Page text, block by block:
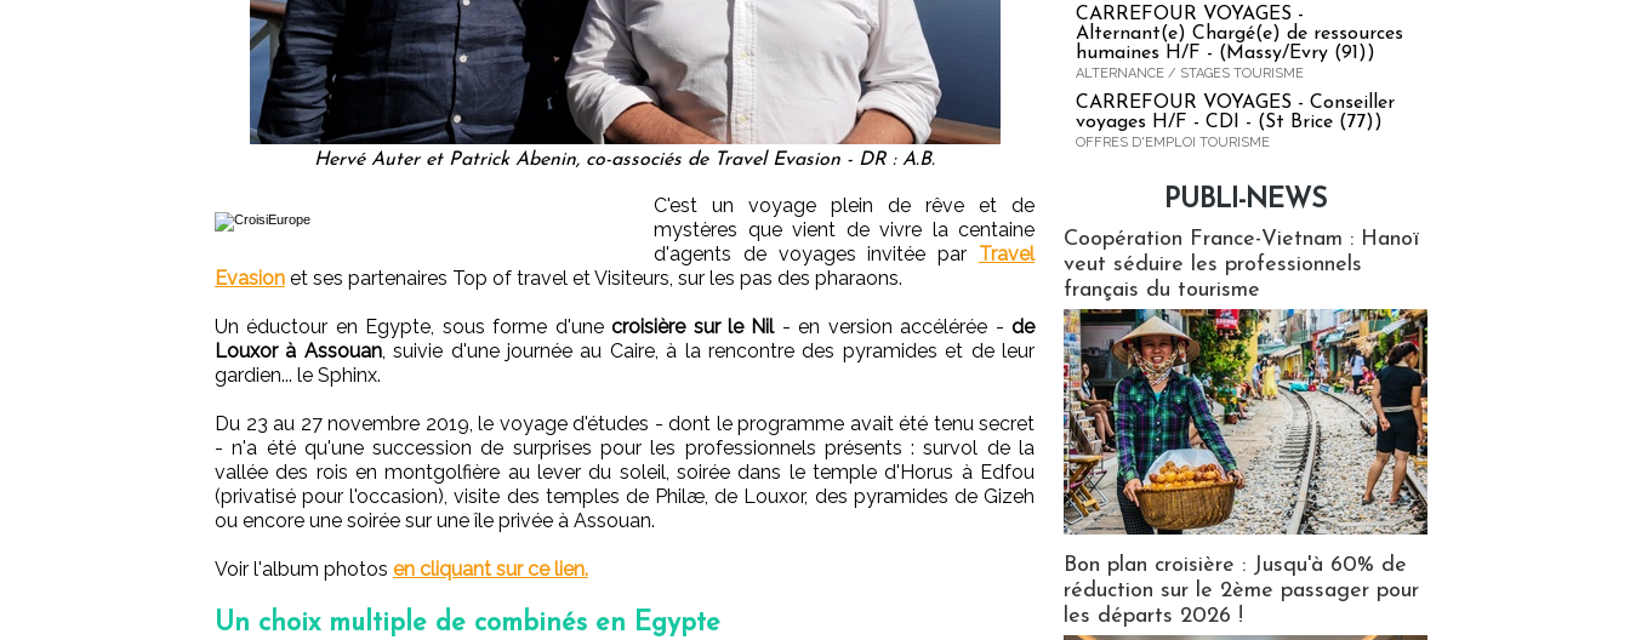
Hervé Auter et Patrick Abenin, co-associés de Travel Evasion - DR : A.B.
C'est un voyage plein de rêve et de
mystères que vient de vivre la centaine
d'agents de voyages invitée par Travel
Evasion et ses partenaires Top of travel et Visiteurs, sur les pas des pharaons.
Un éductour en Egypte, sous forme d'unecroisière sur le Nil- en version accélérée - de
Louxor à Assouan, suivie d'une journée au Caire, à la rencontre des pyramides et de leur
gardien... le Sphinx.
Du 23 au 27 novembre 2019, le voyage d'études - dont le programme avait été tenu secret
- n'a été qu'une succession de surprises pour les professionnels présents : survol de la
vallée des rois en montgolfière au lever du soleil, soirée dans le temple d'Horus à Edfou
(privatisé pour l'occasion), visite des temples de Philæ, de Louxor, des pyramides de Gizeh
ou encore une soirée sur une île privée à Assouan.
Voir l'album photos en cliquant sur ce lien.
Un choix multiple de combinés en Egypte
CARREFOUR VOYAGES -
Alternant(e) Chargé(e) de ressources
humaines H/F - (Massy/Evry (91))
ALTERNANCE / STAGES TOURISME
CARREFOUR VOYAGES - Conseiller
voyages H/F - CDI - (St Brice (77))
OFFRES D'EMPLOI TOURISME
PUBLI-NEWS
Coopération France-Vietnam : Hanoï
veut séduire les professionnels
français du tourisme
Bon plan croisière : Jusqu'à 60% de
réduction sur le 2ème passager pour
les départs 2026 !